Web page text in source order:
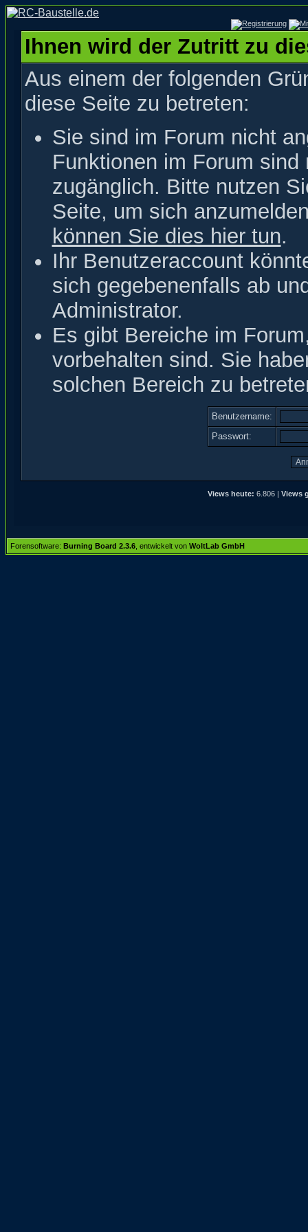
Ihnen wird der Zutritt zu
Aus einem der folgenden
diese Seite zu betreten:
Sie sind im Forum nicht
Funktionen im Forum
zugänglich. Bitte nutzen
Seite, um sich
können Sie dies hier tun.
Ihr Benutzeraccount
sich gegebenenfalls ab
Administrator.
Es gibt Bereiche im
vorbehalten sind. Sie
solchen Bereich zu
Benutzername:
Passwort:
Views heute: 6.806 | Views
Forensoftware: Burning Board 2.3.6 , entwickelt von WoltLab GmbH